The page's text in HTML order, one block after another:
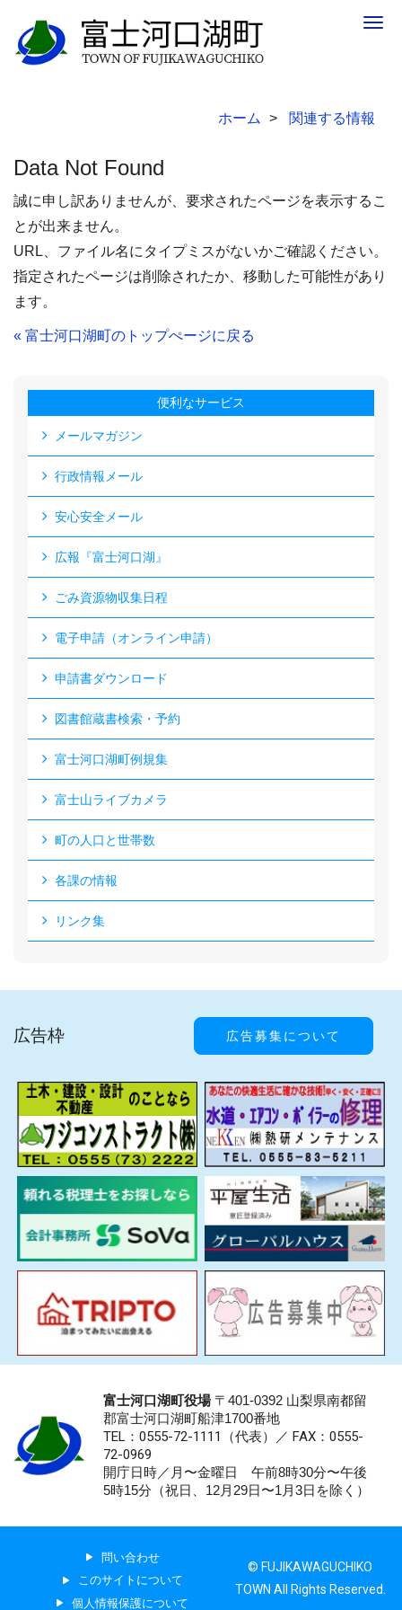
ホーム 関連する情報
Data Not Found
誠に申し訳ありませんが、要求されたページを表示するこ
とが出来ません。
URL、ファイル名にタイプミスがないかご確認ください。
指定されたページは削除されたか、移動した可能性があり
ます。
« 富士河口湖町のトップぺージに戻る
便利なサービス
メールマガジン
行政情報メール
安心安全メール
広報『富士河口湖』
ごみ資源物収集日程
電子申請（オンライン申請）
申請書ダウンロード
図書館蔵書検索・予約
富士河口湖町例規集
富士山ライブカメラ
町の人口と世帯数
各課の情報
リンク集
広告枠 広告募集について
富士河口湖町役場〒401-0392 山梨県南都留
郡富士河口湖町船津1700番地
TEL：0555-72-1111 （代表）／ FAX：0555-
72-0969
開庁日時／月〜金曜日 午前8時30分〜午後
5時15分（祝日、12月29日〜1月3日を除く）
問い合わせ
このサイトについて
個人情報保護について
© FUJIKAWAGUCHIKO
TOWN All Rights Reserved.